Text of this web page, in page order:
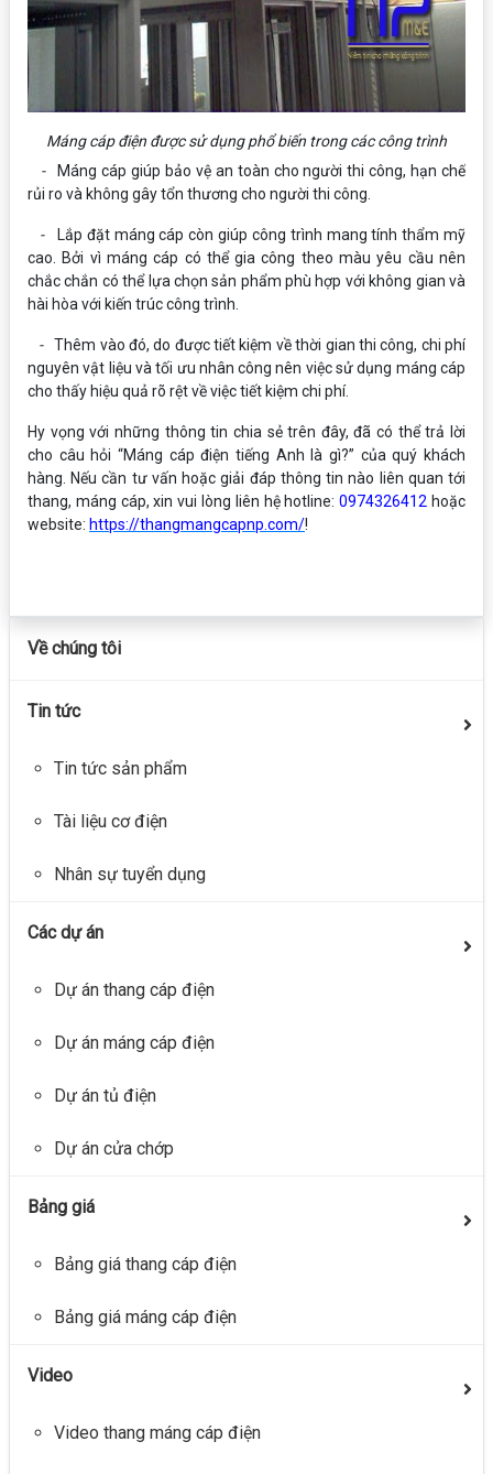
Máng cáp điện được sử dụng phổ biến trong các công trình
-
Máng cáp giúp bảo vệ an toàn cho người thi công, hạn chế
rủi ro và không gây tổn thương cho người thi công.
-
Lắp đặt máng cáp còn giúp công trình mang tính thẩm mỹ
cao. Bởi vì máng cáp có thể gia công theo màu yêu cầu nên
chắc chắn có thể lựa chọn sản phẩm phù hợp với không gian và
hài hòa với kiến trúc công trình.
-Thêm vào đó, do được tiết kiệm về thời gian thi công, chi phí
nguyên vật liệu và tối ưu nhân công nên việc sử dụng máng cáp
cho thấy hiệu quả rõ rệt về việc tiết kiệm chi phí.
Hy vọng với những thông tin chia sẻ trên đây, đã có thể trả lời
cho câu hỏi “Máng cáp điện tiếng Anh là gì?” của quý khách
hàng. Nếu cần tư vấn hoặc giải đáp thông tin nào liên quan tới
thang, máng cáp, xin vui lòng liên hệ hotline:0974326412 hoặc
website: https://thangmangcapnp.com/!
Về chúng tôi
Tin tức
Tin tức sản phẩm
Tài liệu cơ điện
Nhân sự tuyển dụng
Các dự án
Dự án thang cáp điện
Dự án máng cáp điện
Dự án tủ điện
Dự án cửa chớp
Bảng giá
Bảng giá thang cáp điện
Bảng giá máng cáp điện
Video
Video thang máng cáp điện